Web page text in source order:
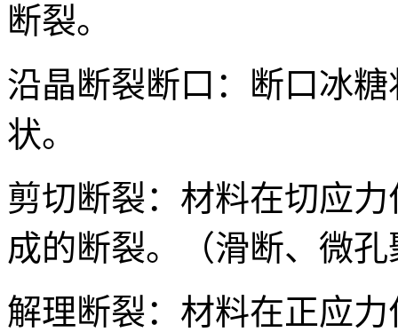
断裂。
沿晶断裂断口：断口冰
状。
剪切断裂：材料在切应
成的断裂。（滑断、微
解理断裂：材料在正应